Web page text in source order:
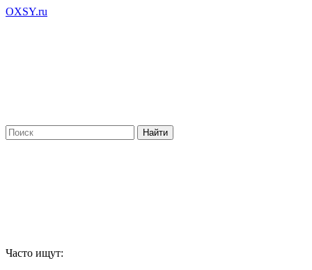
OXSY.ru
Часто ищут: